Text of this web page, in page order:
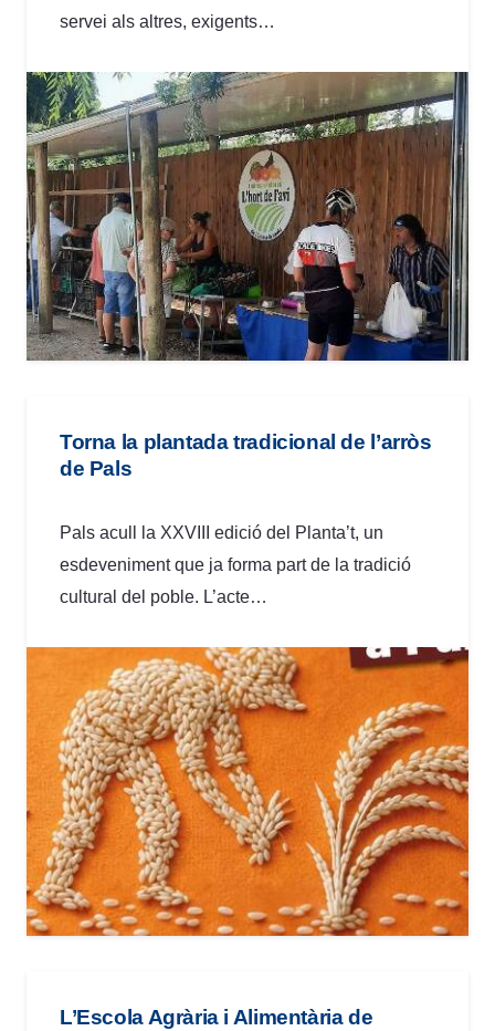
servei als altres, exigents…
Torna la plantada tradicional de l’arròs
de Pals
Pals acull la XXVIII edició del Planta’t, un
esdeveniment que ja forma part de la tradició
cultural del poble. L’acte…
L’Escola Agrària i Alimentària de